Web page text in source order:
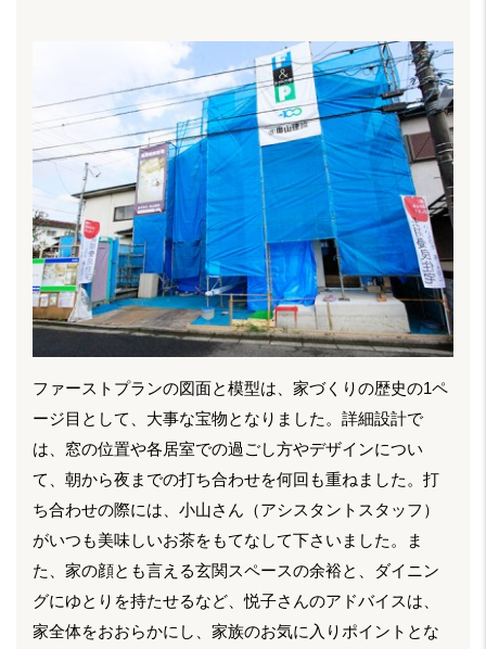
ファーストプランの図面と模型は、家づくりの歴史の1ペ
ージ目として、大事な宝物となりました。詳細設計で
は、窓の位置や各居室での過ごし方やデザインについ
て、朝から夜までの打ち合わせを何回も重ねました。打
ち合わせの際には、小山さん（アシスタントスタッフ）
がいつも美味しいお茶をもてなして下さいました。ま
た、家の顔とも言える玄関スペースの余裕と、ダイニン
グにゆとりを持たせるなど、悦子さんのアドバイスは、
家全体をおおらかにし、家族のお気に入りポイントとな